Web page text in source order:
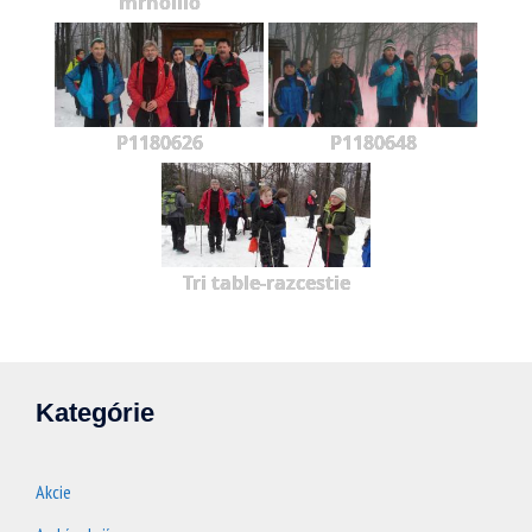
P1180626 P1180648
Tri table-razcestie
Kategórie
Akcie